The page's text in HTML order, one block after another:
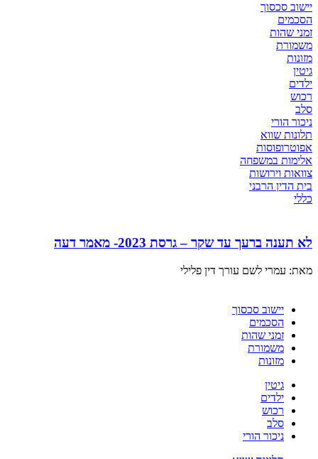
יישוב סכסוך
הסכמים
זמני שהות
משמורת
מזונות
גיטין
ילדים
רכוש
סלב
ניכור הורי
תלונות שווא
אפוטרופוסות
אלימות במשפחה
צוואות וירושות
בית הדין הרבני
כללי
לא תענה ברעך עד שקר – גרסת 2023- מאמר דעה
מאת: עמרי לשם עורך דין פלילי
יישוב סכסוך
הסכמים
זמני שהות
משמורת
מזונות
גיטין
ילדים
רכוש
סלב
ניכור הורי